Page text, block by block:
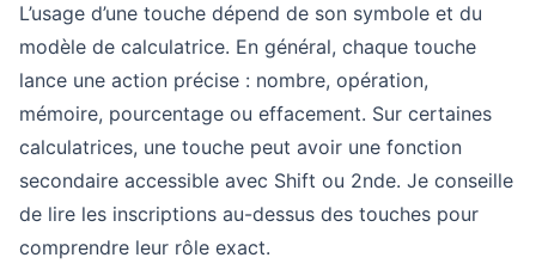
L’usage d’une touche dépend de son symbole et du
modèle de calculatrice. En général, chaque touche
lance une action précise : nombre, opération,
mémoire, pourcentage ou effacement. Sur certaines
calculatrices, une touche peut avoir une fonction
secondaire accessible avec Shift ou 2nde. Je conseille
de lire les inscriptions au-dessus des touches pour
comprendre leur rôle exact.